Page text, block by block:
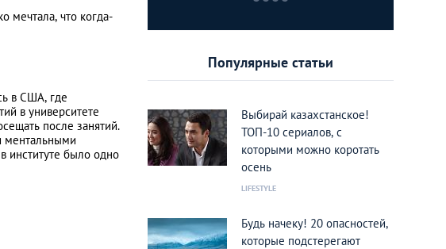
мечтала, что когда-
в США, где
в университете
после занятий.
ментальными
институте было одно
Популярные статьи
Выбирай казахстанское!
ТОП-10 сериалов, с
которыми можно коротать
осень
LIFESTYLE
Будь начеку! 20 опасностей,
которые подстерегают